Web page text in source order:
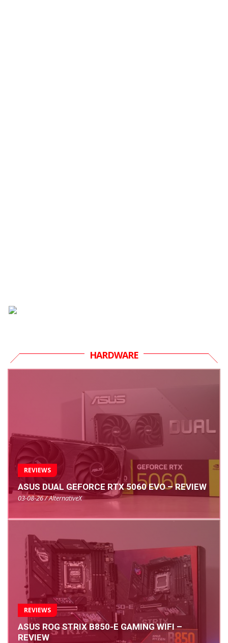
HARDWARE
REVIEWS
ASUS DUAL GEFORCE RTX 5060 EVO – REVIEW
03-08-26 / AlternativeX
REVIEWS
ASUS ROG STRIX B850-E GAMING WIFI –
REVIEW